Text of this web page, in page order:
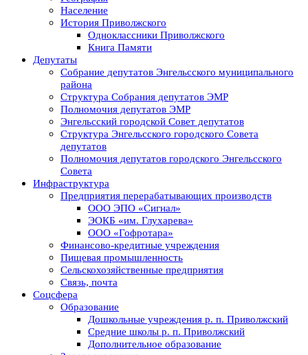
Население
История Приволжского
Одноклассники Приволжского
Книга Памяти
Депутаты
Собрание депутатов Энгельсского муниципального
района
Структура Собрания депутатов ЭМР
Полномочия депутатов ЭМР
Энгельсский городской Совет депутатов
Структура Энгельсского городского Совета
депутатов
Полномочия депутатов городского Энгельсского
Совета
Инфраструктура
Предприятия перерабатывающих производств
ООО ЭПО «Сигнал»
ЭОКБ «им. Глухарева»
ООО «Гофротара»
Финансово-кредитные учреждения
Пищевая промышленность
Сельскохозяйственные предприятия
Связь, почта
Соцсфера
Образование
Дошкольные учреждения р. п. Приволжский
Средние школы р. п. Приволжский
Дополнительное образование